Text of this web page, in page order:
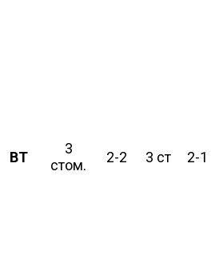
ВТ
3
стом.
2-2 3 ст 2-1